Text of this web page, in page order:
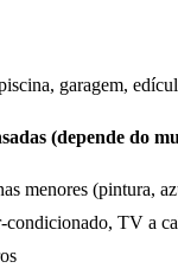
garagem,
(depende do
menores (pintura,
condicionado, TV a